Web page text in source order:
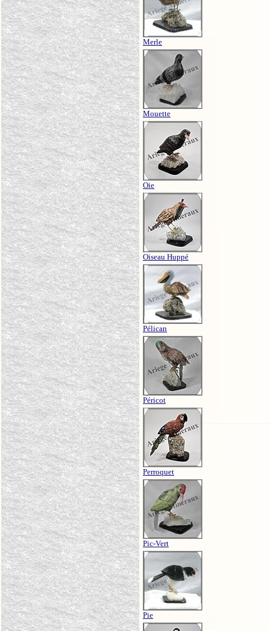
Merle
Mouette
Oie
Oiseau Huppé
Pélican
Péricot
Perroquet
Pic-Vert
Pie